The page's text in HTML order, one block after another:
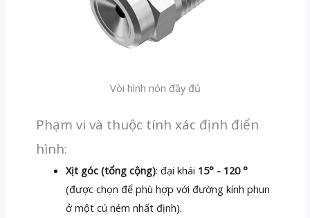
Vòi hình nón đầy đủ
Phạm vi và thuộc tính xác định điển
hình:
Xịt góc (tổng cộng): đại khái 15° - 120 °
(được chọn để phù hợp với đường kính phun
ở một cú ném nhất định).